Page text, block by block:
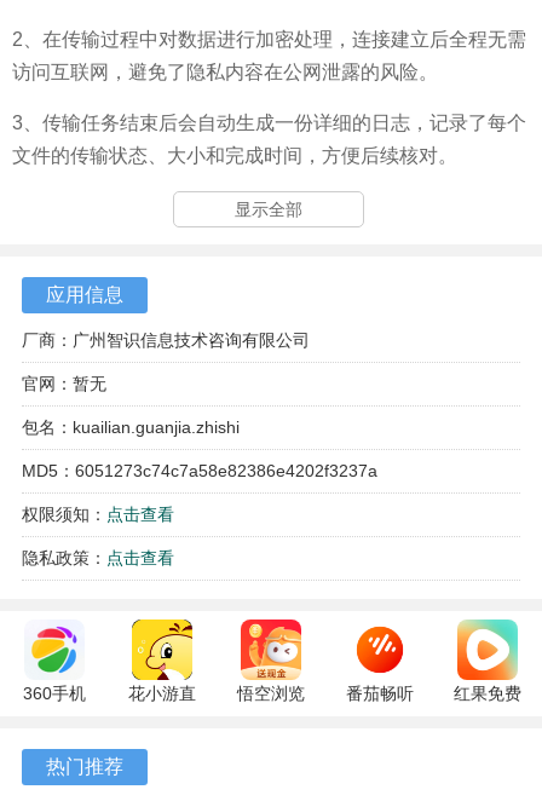
2、在传输过程中对数据进行加密处理，连接建立后全程无需
访问互联网，避免了隐私内容在公网泄露的风险。
3、传输任务结束后会自动生成一份详细的日志，记录了每个
文件的传输状态、大小和完成时间，方便后续核对。
显示全部
应用信息
厂商：广州智识信息技术咨询有限公司
官网：暂无
包名：kuailian.guanjia.zhishi
MD5：6051273c74c7a58e82386e4202f3237a
权限须知： 点击查看
隐私政策： 点击查看
360手机
10.13.27
最新版
花小游直
17.9.56
悟空浏览
番茄畅听
红果免费
热门推荐